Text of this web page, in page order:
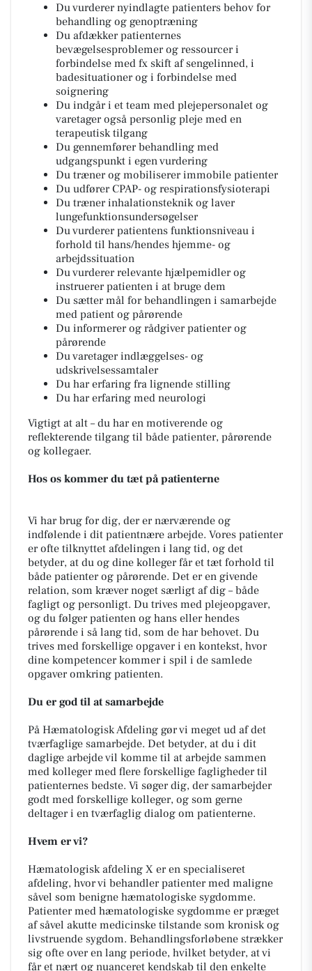
Du vurderer nyindlagte patienters behov for
behandling og genoptræning
Du afdækker patienternes
bevægelsesproblemer og ressourcer i
forbindelse med fx skift af sengelinned, i
badesituationer og i forbindelse med
soignering
Du indgår i et team med plejepersonalet og
varetager også personlig pleje med en
terapeutisk tilgang
Du gennemfører behandling med
udgangspunkt i egen vurdering
Du træner og mobiliserer immobile patienter
Du udfører CPAP- og respirationsfysioterapi
Du træner inhalationsteknik og laver
lungefunktionsundersøgelser
Du vurderer patientens funktionsniveau i
forhold til hans/hendes hjemme- og
arbejdssituation
Du vurderer relevante hjælpemidler og
instruerer patienten i at bruge dem
Du sætter mål for behandlingen i samarbejde
med patient og pårørende
Du informerer og rådgiver patienter og
pårørende
Du varetager indlæggelses- og
udskrivelsessamtaler
Du har erfaring fra lignende stilling
Du har erfaring med neurologi
Vigtigt at alt – du har en motiverende og
reflekterende tilgang til både patienter, pårørende
og kollegaer.
Hos os kommer du tæt på patienterne
Vi har brug for dig, der er nærværende og
indfølende i dit patientnære arbejde. Vores patienter
er ofte tilknyttet afdelingen i lang tid, og det
betyder, at du og dine kolleger får et tæt forhold til
både patienter og pårørende. Det er en givende
relation, som kræver noget særligt af dig – både
fagligt og personligt. Du trives med plejeopgaver,
og du følger patienten og hans eller hendes
pårørende i så lang tid, som de har behovet. Du
trives med forskellige opgaver i en kontekst, hvor
dine kompetencer kommer i spil i de samlede
opgaver omkring patienten.
Du er god til at samarbejde
På Hæmatologisk Afdeling gør vi meget ud af det
tværfaglige samarbejde. Det betyder, at du i dit
daglige arbejde vil komme til at arbejde sammen
med kolleger med flere forskellige fagligheder til
patienternes bedste. Vi søger dig, der samarbejder
godt med forskellige kolleger, og som gerne
deltager i en tværfaglig dialog om patienterne.
Hvem er vi?
Hæmatologisk afdeling X er en specialiseret
afdeling, hvor vi behandler patienter med maligne
såvel som benigne hæmatologiske sygdomme.
Patienter med hæmatologiske sygdomme er præget
af såvel akutte medicinske tilstande som kronisk og
livstruende sygdom. Behandlingsforløbene strækker
sig ofte over en lang periode, hvilket betyder, at vi
får et nært og nuanceret kendskab til den enkelte